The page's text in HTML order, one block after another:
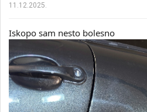
11.12.2025.
Iskopo sam nesto bolesno